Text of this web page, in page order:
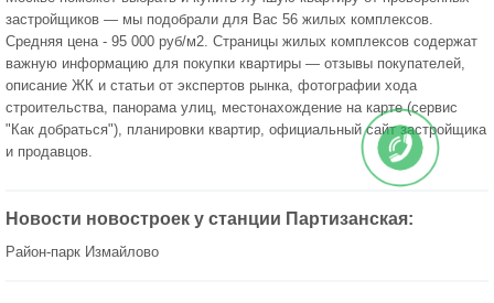
застройщиков — мы подобрали для Вас 56 жилых комплексов.
Средняя цена - 95 000 руб/м2. Страницы жилых комплексов содержат
важную информацию для покупки квартиры — отзывы покупателей,
описание ЖК и статьи от экспертов рынка, фотографии хода
строительства, панорама улиц, местонахождение на карте (сервис
"Как добраться"), планировки квартир, официальный сайт застройщика
и продавцов.
Новости новостроек у станции Партизанская:
Район-парк Измайлово